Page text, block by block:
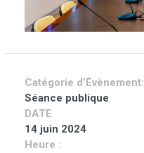
Catégorie d’Évènement:
Séance publique
DATE
14 juin 2024
Heure :